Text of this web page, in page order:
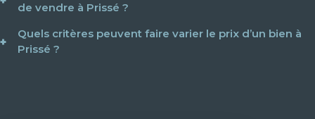
de vendre à Prissé ?
Réaliser une estimation immobilière permet de
Quels critères peuvent faire varier le prix d’un bien à
Prissé ?